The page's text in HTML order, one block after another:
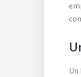
Un